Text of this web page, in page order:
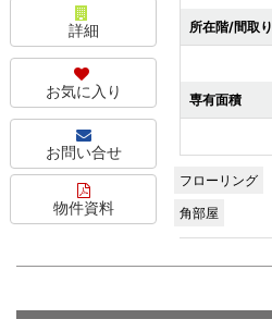
詳細
お気に入り
お問い合せ
物件資料
所在階/間取り
専有面積
フローリング
角部屋